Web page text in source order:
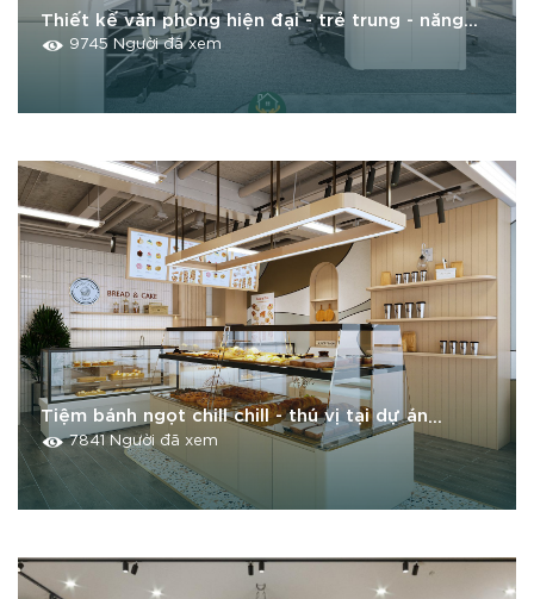
Thiết kế văn phòng hiện đại - trẻ trung - năng
lượng9745 Người đã xem
Tiệm bánh ngọt chill chill - thú vị tại dự án
Vinhome Smart City Tây Mỗ
7841 Người đã xem